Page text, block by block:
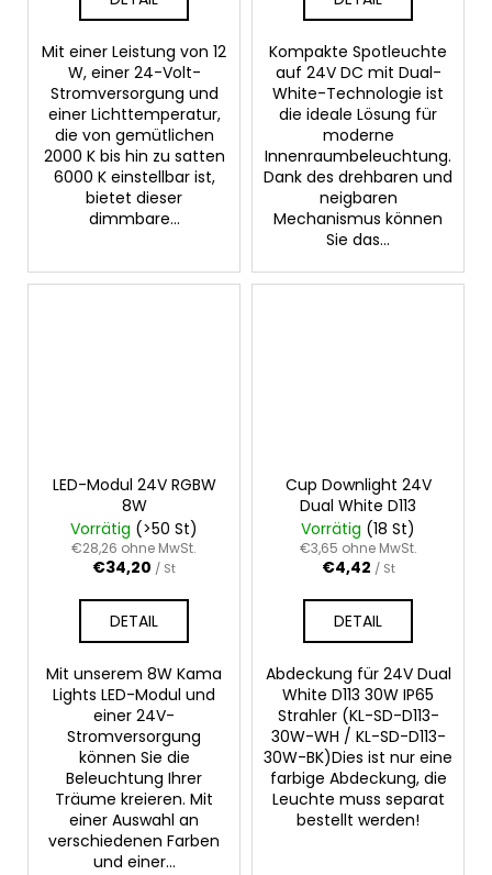
Mit einer Leistung von 12
W, einer 24-Volt-
Stromversorgung und
einer Lichttemperatur,
die von gemütlichen
2000 K bis hin zu satten
6000 K einstellbar ist,
bietet dieser
dimmbare...
Kompakte Spotleuchte
auf 24V DC mit Dual-
White-Technologie ist
die ideale Lösung für
moderne
Innenraumbeleuchtung.
Dank des drehbaren und
neigbaren
Mechanismus können
Sie das...
LED-Modul 24V RGBW
8W
Vorrätig (>50 St)
€28,26 ohne MwSt.
€34,20 / St
DETAIL
Mit unserem 8W Kama
Lights LED-Modul und
einer 24V-
Stromversorgung
können Sie die
Beleuchtung Ihrer
Träume kreieren. Mit
einer Auswahl an
verschiedenen Farben
und einer...
Cup Downlight 24V
Dual White D113
Vorrätig (18 St)
€3,65 ohne MwSt.
€4,42 / St
DETAIL
Abdeckung für 24V Dual
White D113 30W IP65
Strahler (KL-SD-D113-
30W-WH / KL-SD-D113-
30W-BK)Dies ist nur eine
farbige Abdeckung, die
Leuchte muss separat
bestellt werden!